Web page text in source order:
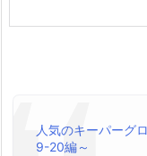
人気のキーパーグ
9-20編～